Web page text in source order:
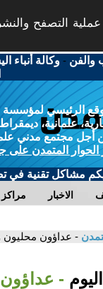
التصفح
والفن -وكالة أنباء
الرئيسي لمؤسسة
علمانية،
أجل مجتمع مدني
الحوار المتمدن على
مشاكل تقنية في
مراكز الاخبار
- عداؤون محليون
-